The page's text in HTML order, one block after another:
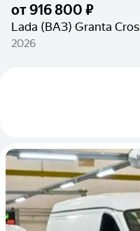
от916 800 ₽
Lada (ВАЗ) Granta
2026